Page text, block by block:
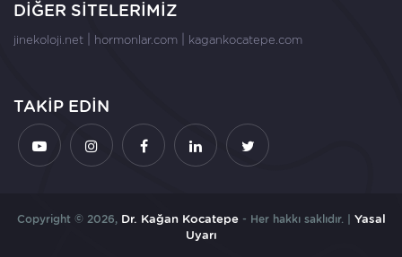
DİĞER SİTELERİMİZ
jinekoloji.net hormonlar.com kagankocatepe.com
TAKİP EDİN
Copyright © 2026, Dr. Kağan Kocatepe- Her hakkı saklıdır. | Yasal
Uyarı